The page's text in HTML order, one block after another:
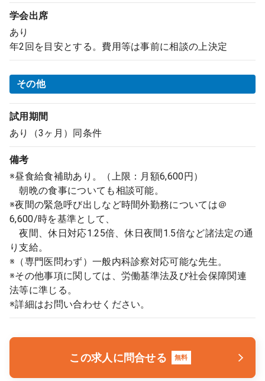
学会出席
あり
年2回を目安とする。費用等は事前に相談の上決定
その他
試用期間
あり（3ヶ月）同条件
備考
※昼食給食補助あり。（上限：月額6,600円）
朝晩の食事についても相談可能。
※夜間の緊急呼び出しなど時間外勤務については＠
6,600/時を基準として、
夜間、休日対応1.25倍、休日夜間1.5倍など諸法定の通
り支給。
※（専門医問わず）一般内科診察対応可能な先生。
※その他事項に関しては、労働基準法及び社会保障関連
法等に準じる。
※詳細はお問い合わせください。
この求人に問合せる 無料